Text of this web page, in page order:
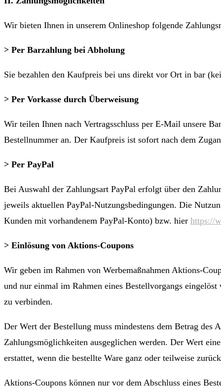
Wir bieten Ihnen in unserem Onlineshop folgende
> Per Barzahlung bei Abholung
Sie bezahlen den Kaufpreis bei uns direkt vor Ort in bar
> Per Vorkasse durch Überweisung
Wir teilen Ihnen nach Vertragsschluss per E-Mail unsere
Bestellnummer an. Der Kaufpreis ist sofort nach dem
> Per PayPal
Bei Auswahl der Zahlungsart PayPal erfolgt über den
jeweils aktuellen PayPal-Nutzungsbedingungen. Die
Kunden mit vorhandenem PayPal-Konto) bzw. hier https://
> Einlösung von Aktions-Coupons
Wir geben im Rahmen von Werbemaßnahmen Aktions-
und nur einmal im Rahmen eines Bestellvorgangs
zu verbinden.
Der Wert der Bestellung muss mindestens dem Betrag des
Zahlungsmöglichkeiten ausgeglichen werden. Der Wert
erstattet, wenn die bestellte Ware ganz oder teilweise
Aktions-Coupons können nur vor dem Abschluss eines